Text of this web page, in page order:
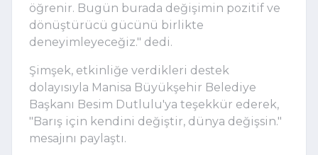
öğrenir. Bugün burada değişimin pozitif ve
dönüştürücü gücünü birlikte
deneyimleyeceğiz." dedi.
Şimşek, etkinliğe verdikleri destek
dolayısıyla Manisa Büyükşehir Belediye
Başkanı Besim Dutlulu'ya teşekkür ederek,
"Barış için kendini değiştir, dünya değişsin."
mesajını paylaştı.